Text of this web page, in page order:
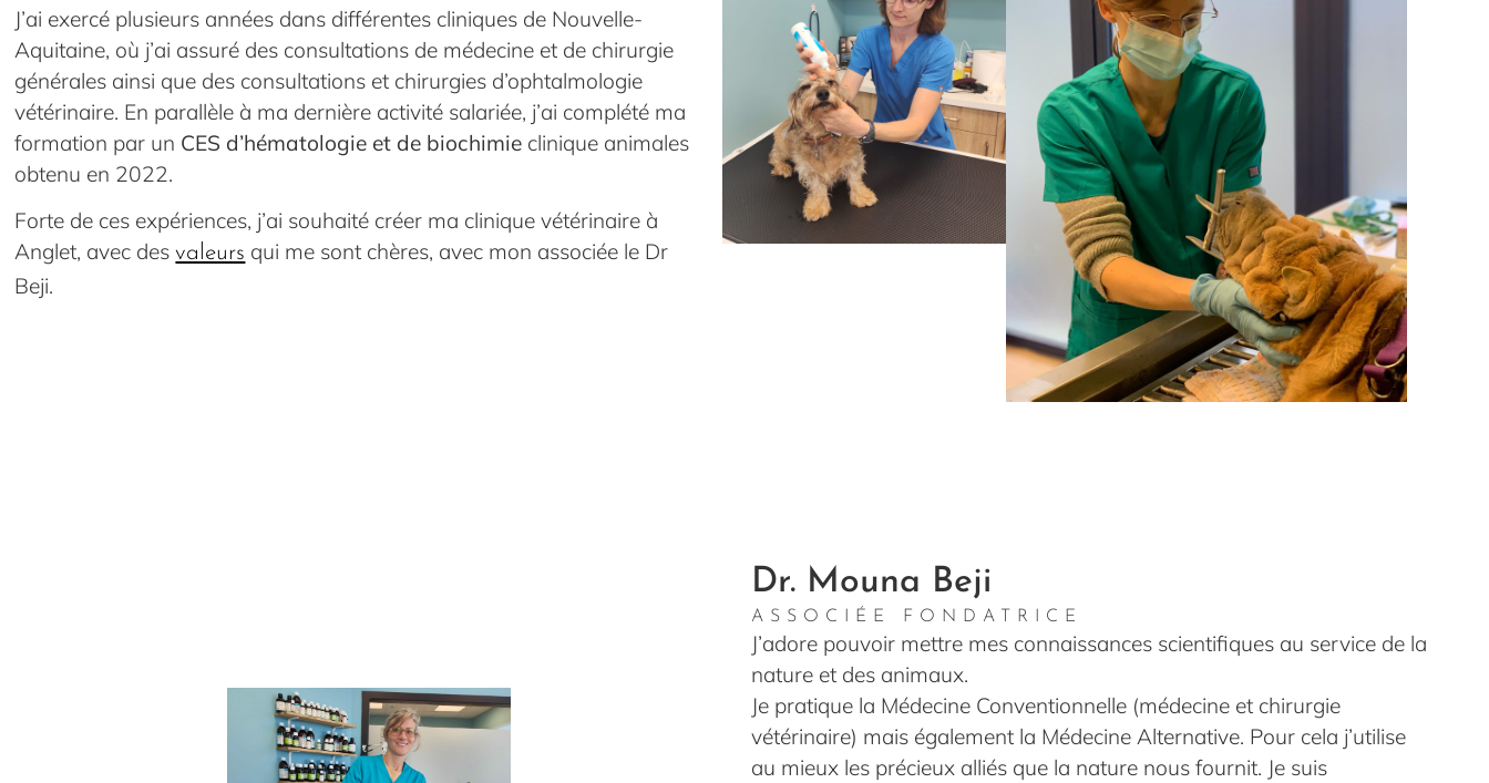
J’ai exercé plusieurs années dans différentes cliniques de Nouvelle-
Aquitaine, où j’ai assuré des consultations de médecine et de chirurgie
générales ainsi que des consultations et chirurgies d’ophtalmologie
vétérinaire. En parallèle à ma dernière activité salariée, j’ai complété ma
formation par un CES d’hématologie et de biochimie clinique animales
obtenu en 2022.
Forte de ces expériences, j’ai souhaité créer ma clinique vétérinaire à
Anglet, avec des valeurs qui me sont chères, avec mon associée le Dr
Beji.
Dr. Mouna Beji
ASSOCIÉE FONDATRICE
J’adore pouvoir mettre mes connaissances scientifiques au service de la
nature et des animaux.
Je pratique la Médecine Conventionnelle (médecine et chirurgie
vétérinaire) mais également la Médecine Alternative. Pour cela j’utilise
au mieux les précieux alliés que la nature nous fournit. Je suis